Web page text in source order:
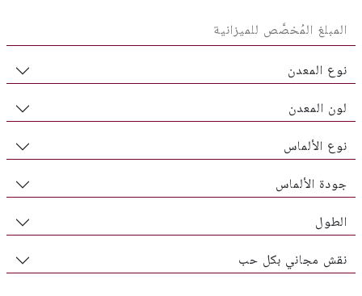
نوع المعدن
لون المعدن
نوع الألماس
جودة الألماس
الطول
نقش مجاني بكل حب